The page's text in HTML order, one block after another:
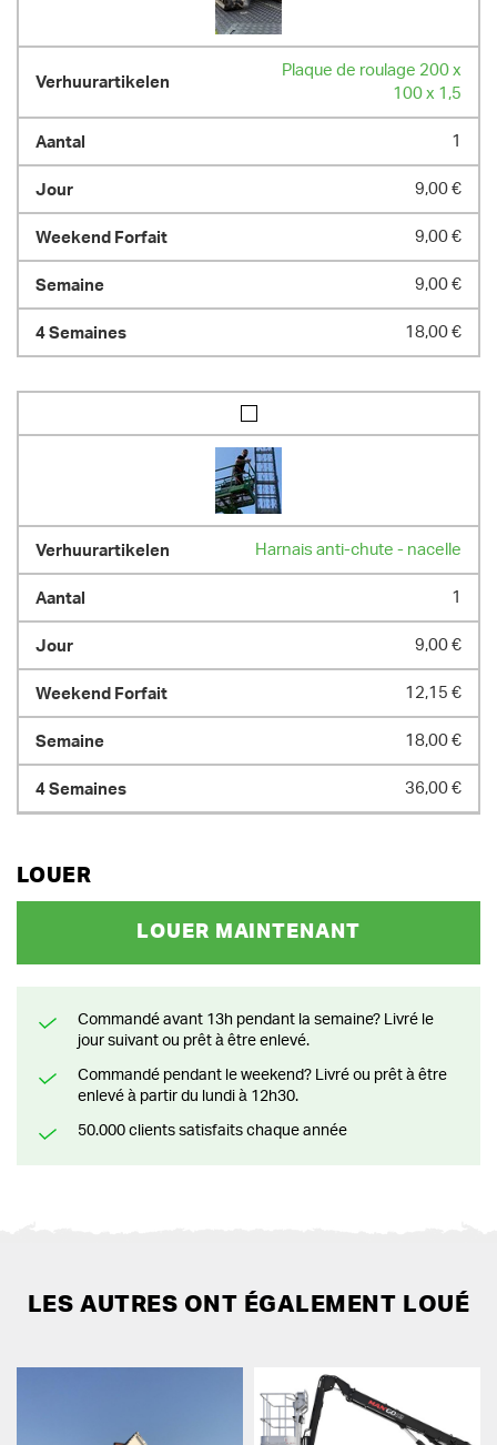
Plaque de roulage 200 x
100 x 1,5
1
9,00 €
9,00 €
9,00 €
18,00 €
Harnais anti-chute - nacelle
1
9,00 €
12,15 €
18,00 €
36,00 €
LOUER
LOUER MAINTENANT
Commandé avant 13h pendant la semaine? Livré le
jour suivant ou prêt à être enlevé.
Commandé pendant le weekend? Livré ou prêt à être
enlevé à partir du lundi à 12h30.
50.000 clients satisfaits chaque année
LES AUTRES ONT ÉGALEMENT LOUÉ